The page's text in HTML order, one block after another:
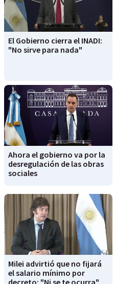
El Gobierno cierra el INADI:
"No sirve para nada"
Ahora el gobierno va por la
desregulación de las obras
sociales
Milei advirtió que no fijará
el salario mínimo por